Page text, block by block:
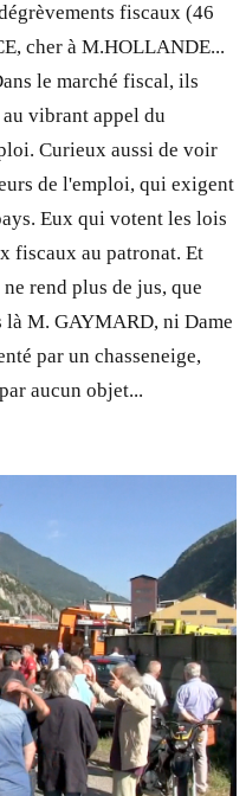
fiscaux (46
cher à M.HOLLANDE...
le marché fiscal, ils
vibrant appel du
Curieux aussi de voir
de l'emploi, qui exigent
Eux qui votent les lois
fiscaux au patronat. Et
rend plus de jus, que
M. GAYMARD, ni Dame
par un chasse­neige,
aucun objet...